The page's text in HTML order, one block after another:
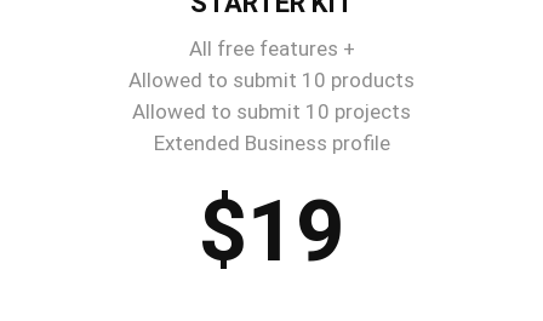
All free features +
Allowed to submit 10 products
Allowed to submit 10 projects
Extended Business profile
$19